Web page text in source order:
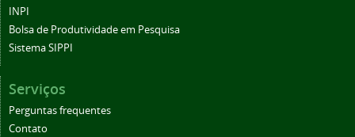
INPI
Bolsa de Produtividade em Pesquisa
Sistema SIPPI
Serviços
Perguntas frequentes
Contato